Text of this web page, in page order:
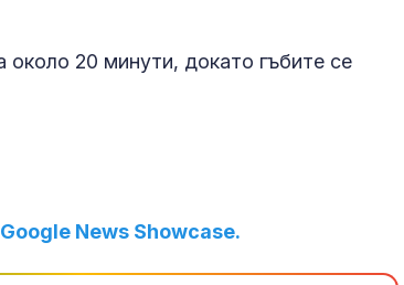
около 20 минути, докато гъбите се
Google News Showcase.